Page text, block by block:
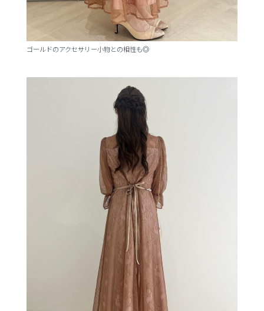
ゴールドのアクセサリー小物との相性も◎